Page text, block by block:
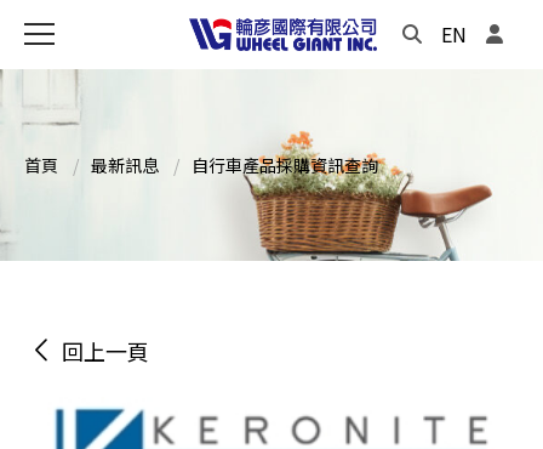
EN
首頁 最新訊息 自行車產品採購資訊查詢
回上一頁